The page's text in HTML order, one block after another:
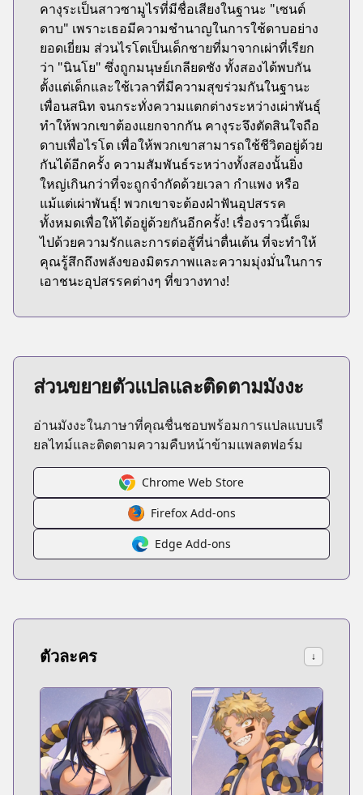
คางุระเป็นสาวซามูไรที่มีชื่อเสียงในฐานะ "เซนต์
ดาบ" เพราะเธอมีความชำนาญในการใช้ดาบอย่าง
ยอดเยี่ยม ส่วนไรโตเป็นเด็กชายที่มาจากเผ่าที่เรียก
ว่า "นินโย" ซึ่งถูกมนุษย์เกลียดชัง ทั้งสองได้พบกัน
ตั้งแต่เด็กและใช้เวลาที่มีความสุขร่วมกันในฐานะ
เพื่อนสนิท จนกระทั่งความแตกต่างระหว่างเผ่าพันธุ์
ทำให้พวกเขาต้องแยกจากกัน คางุระจึงตัดสินใจถือ
ดาบเพื่อไรโต เพื่อให้พวกเขาสามารถใช้ชีวิตอยู่ด้วย
กันได้อีกครั้ง ความสัมพันธ์ระหว่างทั้งสองนั้นยิ่ง
ใหญ่เกินกว่าที่จะถูกจำกัดด้วยเวลา กำแพง หรือ
แม้แต่เผ่าพันธุ์! พวกเขาจะต้องฝ่าฟันอุปสรรค
ทั้งหมดเพื่อให้ได้อยู่ด้วยกันอีกครั้ง! เรื่องราวนี้เต็ม
ไปด้วยความรักและการต่อสู้ที่น่าตื่นเต้น ที่จะทำให้
คุณรู้สึกถึงพลังของมิตรภาพและความมุ่งมั่นในการ
เอาชนะอุปสรรคต่างๆ ที่ขวางทาง!
ส่วนขยายตัวแปลและติดตามมังงะ
อ่านมังงะในภาษาที่คุณชื่นชอบพร้อมการแปลแบบเรี
ยลไทม์และติดตามความคืบหน้าข้ามแพลตฟอร์ม
Chrome Web Store
Firefox Add-ons
Edge Add-ons
ตัวละคร ↓